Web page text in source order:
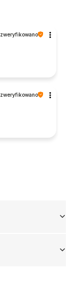
zweryfikowano
zweryfikowano